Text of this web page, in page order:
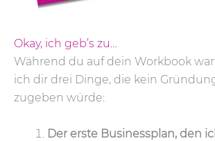
Okay, ich geb’s zu…
Während du auf dein Workbook
ich dir drei Dinge, die kein
zugeben würde:
Der erste Businessplan, den